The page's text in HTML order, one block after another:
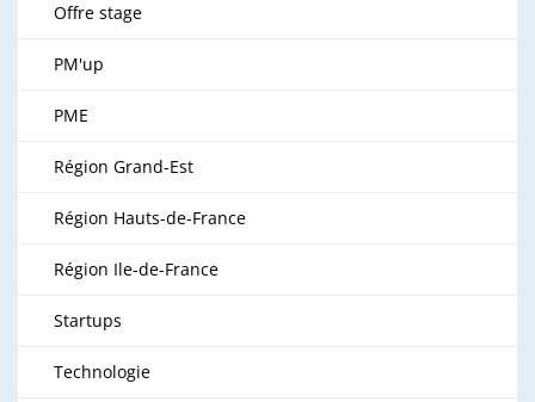
Offre stage
PM'up
PME
Région Grand-Est
Région Hauts-de-France
Région Ile-de-France
Startups
Technologie